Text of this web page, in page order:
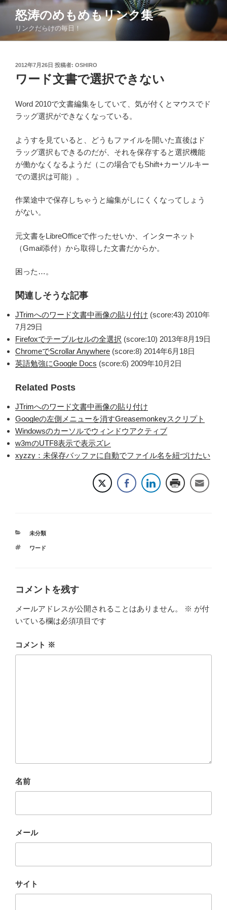
コ
ン
怒涛のめもめもリンク集
リンクだらけの毎日！
投
稿
日:
2012年7月26日 投稿者: OSHIRO
ワード文書で選択できない
Word 2010で文書編集をしていて、気が付くとマウスでド
ラッグ選択ができなくなっている。
ようすを見ていると、どうもファイルを開いた直後はド
ラッグ選択もできるのだが、それを保存すると選択機能
が働かなくなるようだ（この場合でもShift+カーソルキー
での選択は可能）。
作業途中で保存しちゃうと編集がしにくくなってしょう
がない。
元文書をLibreOfficeで作ったせいか、インターネット
（Gmail添付）から取得した文書だからか。
困った…。
関連しそうな記事
JTrimへのワード文書中画像の貼り付け (score:43) 2010年
7月29日
Firefoxでテーブルセルの全選択 (score:10) 2013年8月19日
ChromeでScrollar Anywhere (score:8) 2014年6月18日
英語勉強にGoogle Docs (score:6) 2009年10月2日
Related Posts
JTrimへのワード文書中画像の貼り付け
Googleの左側メニューを消すGreasemonkeyスクリプト
Windowsのカーソルでウィンドウアクティブ
w3mのUTF8表示で表示ズレ
xyzzy：未保存バッファに自動でファイル名を紐づけたい
カ
ゴ
未分類
タ
ワード
コメントを残す
メールアドレスが公開されることはありません。 ※ が付
いている欄は必須項目です
コメント ※
名前
メール
サイト